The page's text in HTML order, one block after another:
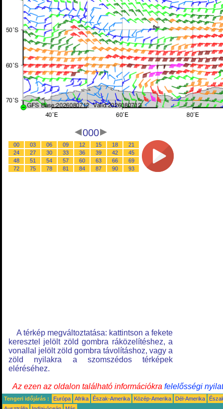
000
00 03 06 09 12 15 18
21
24
27 30 33 36 39 42
45
48
51 54 57 60 63 66
69
72
75 78 81 84 87 90 93
A térkép megváltoztatása: kattintson a fekete
keresztel jelölt zöld gombra ráközelítéshez, a
vonallal jelölt zöld gombra távolításhoz, vagy a
zöld nyilakra a szomszédos térképek
eléréséhez.
Az ezen az oldalon található információkra felelősségi
Tengeri időjárás : Európa Afrika Észak-Amerika Közép-Amerika Dél-Amerika